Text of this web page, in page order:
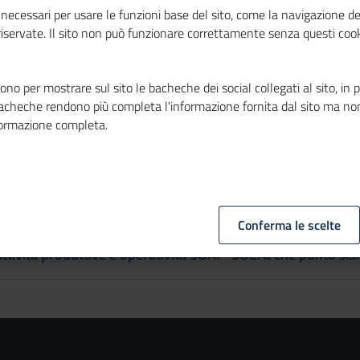
- con il quale viene adottato il Regolamento per la
il compito di realizzare il portaleimpresainungiorno.gov.it,
che non disponessero ancora della strumentazione
commercio debbano prestarsi a svolgere le funzioni di
del SUAP
produttive e operatività SUAP-SUE: a che punto
per usare le funzioni base del sito, come la navigazione
Il sito non può funzionare correttamente senza questi
per mostrare sul sito le bacheche dei social collegati al sito, in
rendono più completa l'informazione fornita dal sito ma
completa.
Conferma le scelte